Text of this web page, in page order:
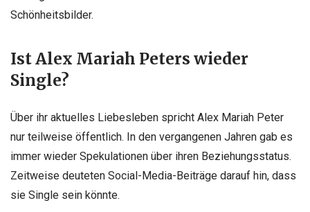
Schönheitsbilder.
Ist Alex Mariah Peters wieder
Single?
Über ihr aktuelles Liebesleben spricht Alex Mariah Peter
nur teilweise öffentlich. In den vergangenen Jahren gab es
immer wieder Spekulationen über ihren Beziehungsstatus.
Zeitweise deuteten Social-Media-Beiträge darauf hin, dass
sie Single sein könnte.